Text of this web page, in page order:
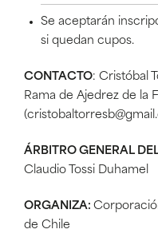
Se aceptarán
si quedan cupos.
CONTACTO: Cristóbal
Rama de Ajedrez de la
ÁRBITRO GENERAL
Claudio Tossi Duhamel
ORGANIZA:
de Chile